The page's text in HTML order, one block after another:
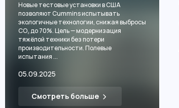
Новые тестовые установки в США
позволяют Cummins испытывать
экологичные технологии, снижая выбросы
CO₂ до 70%. Цель — модернизация
тяжёлой техники без потери
производительности. Полевые
испытания ...
05.09.2025
Смотреть больше